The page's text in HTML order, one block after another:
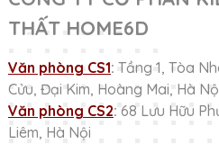
THẤT HOME6D
Văn phòng CS1: Tầng 1, Tòa
Cửu, Đại Kim, Hoàng Mai, Hà
Văn phòng CS2: 68 Lưu Hữu
Liêm, Hà Nội